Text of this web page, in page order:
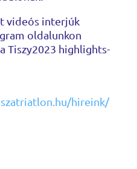
videós interjúk
oldalunkon
Tiszy2023 highlights-
hireink/